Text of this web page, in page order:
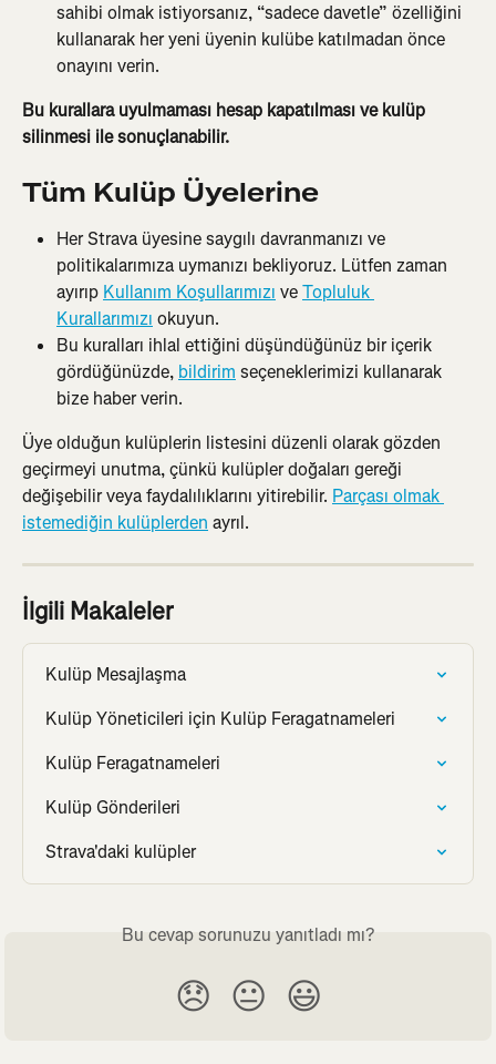
sahibi olmak istiyorsanız, “sadece davetle” özelliğini
kullanarak her yeni üyenin kulübe katılmadan önce
onayını verin.
Bu kurallara uyulmaması hesap kapatılması ve kulüp
silinmesi ile sonuçlanabilir.
Tüm Kulüp Üyelerine
Her Strava üyesine saygılı davranmanızı ve
politikalarımıza uymanızı bekliyoruz. Lütfen zaman
ayırıp Kullanım Koşullarımızı ve Topluluk
Kurallarımızı okuyun.
Bu kuralları ihlal ettiğini düşündüğünüz bir içerik
gördüğünüzde, bildirim seçeneklerimizi kullanarak
bize haber verin.
Üye olduğun kulüplerin listesini düzenli olarak gözden
geçirmeyi unutma, çünkü kulüpler doğaları gereği
değişebilir veya faydalılıklarını yitirebilir. Parçası olmak
istemediğin kulüplerden ayrıl.
İlgili Makaleler
Kulüp Mesajlaşma
Kulüp Yöneticileri için Kulüp Feragatnameleri
Kulüp Feragatnameleri
Kulüp Gönderileri
Strava'daki kulüpler
Bu cevap sorunuzu yanıtladı mı?
😞 😐 😃